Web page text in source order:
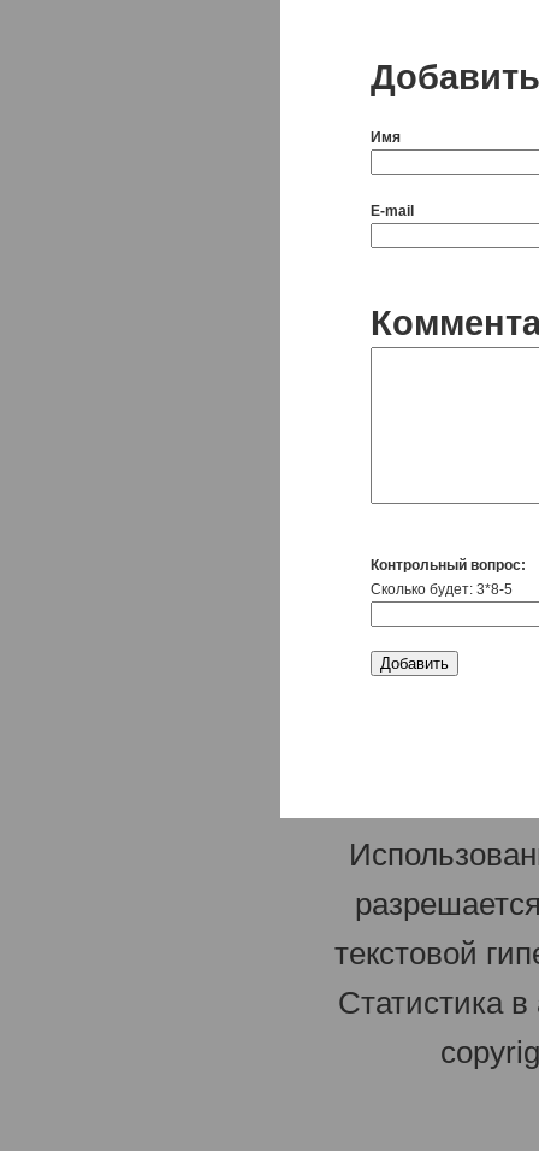
Имя
E-mail
Контрольный вопрос:
Сколько будет: 3*8-5
текстовой
Статистика